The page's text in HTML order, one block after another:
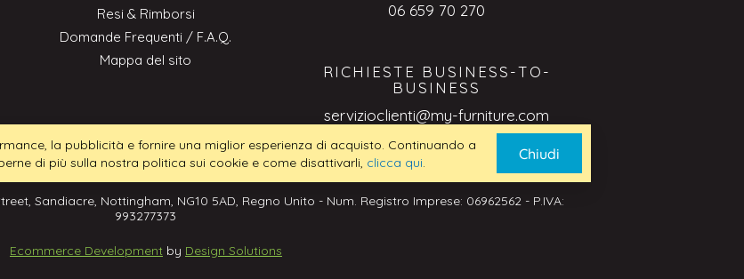
Resi & Rimborsi
Domande Frequenti / F.A.Q.
Mappa del sito
06 659 70 270
RICHIESTE BUSINESS-TO-
BUSINESS
servizioclienti@my-furniture.com
Sandiacre, Nottingham, NG10 5AD, Regno Unito - Num. Registro Imprese: 06962562 - P.IVA:
993277373
Ecommerce Developmentby Design Solutions
la pubblicità e fornire una miglior esperienza di acquisto. Continuando a
di più sulla nostra politica sui cookie e come disattivarli, clicca qui Chiudi